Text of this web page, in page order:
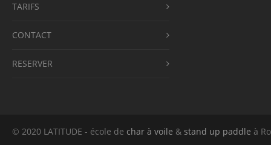
TARIFS
CONTACT
RESERVER
© 2020 LATITUDE - école de char à voile & stand up paddle à